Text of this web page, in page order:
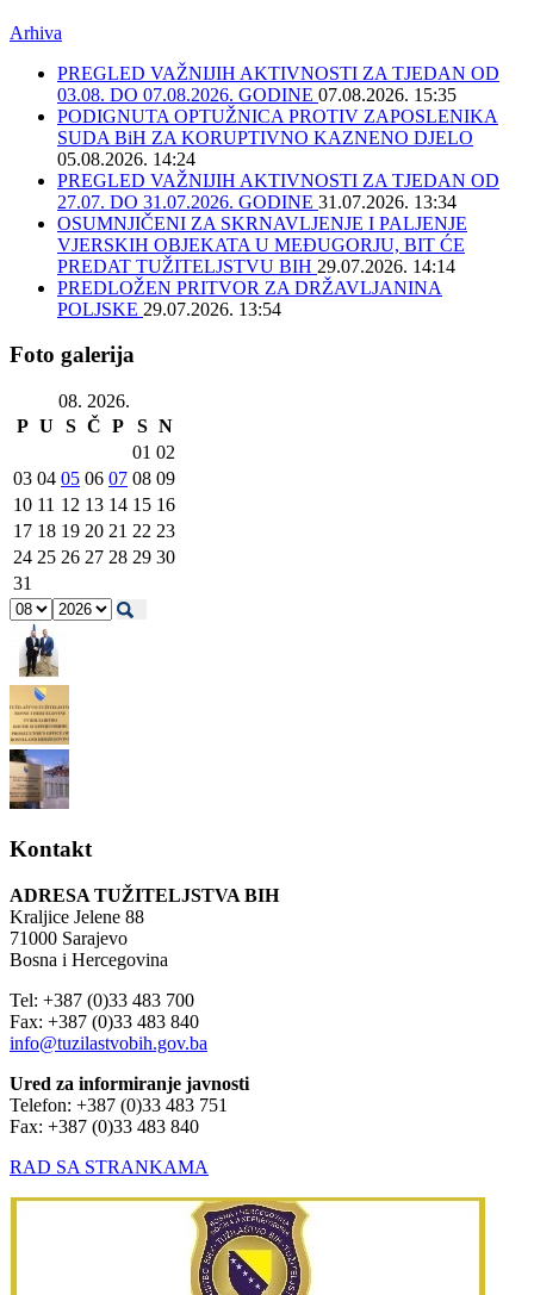
Arhiva
PREGLED VAŽNIJIH AKTIVNOSTI ZA TJEDAN OD
03.08. DO 07.08.2026. GODINE 07.08.2026. 15:35
PODIGNUTA OPTUŽNICA PROTIV ZAPOSLENIKA
SUDA BiH ZA KORUPTIVNO KAZNENO DJELO
05.08.2026. 14:24
PREGLED VAŽNIJIH AKTIVNOSTI ZA TJEDAN OD
27.07. DO 31.07.2026. GODINE 31.07.2026. 13:34
OSUMNJIČENI ZA SKRNAVLJENJE I PALJENJE
VJERSKIH OBJEKATA U MEĐUGORJU, BIT ĆE
PREDAT TUŽITELJSTVU BIH 29.07.2026. 14:14
PREDLOŽEN PRITVOR ZA DRŽAVLJANINA
POLJSKE 29.07.2026. 13:54
Foto galerija
08. 2026.
P U S Č P S N
01 02
03 04 05 06 07 08 09
10 11 12 13 14 15 16
17 18 19 20 21 22 23
24 25 26 27 28 29 30
31
Kontakt
ADRESA TUŽITELJSTVA BIH
Kraljice Jelene 88
71000 Sarajevo
Bosna i Hercegovina
Tel: +387 (0)33 483 700
Fax: +387 (0)33 483 840
info@tuzilastvobih.gov.ba
Ured za informiranje javnosti
Telefon: +387 (0)33 483 751
Fax: +387 (0)33 483 840
RAD SA STRANKAMA